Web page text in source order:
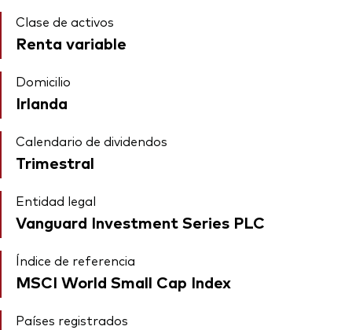
Clase de activos
Renta variable
Domicilio
Irlanda
Calendario de dividendos
Trimestral
Entidad legal
Vanguard Investment Series PLC
Índice de referencia
MSCI World Small Cap Index
Países registrados